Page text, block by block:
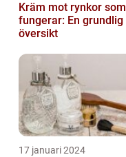
Kräm mot rynkor som
fungerar: En grundlig
översikt
17 januari 2024